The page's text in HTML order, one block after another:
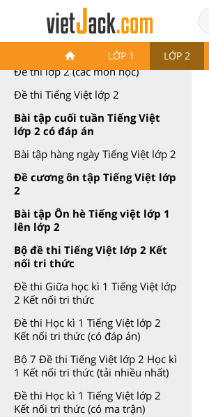
LỚP 1 LỚP 2
Đề thi Tiếng Việt lớp 2
Đề thi lớp 2 (các môn học)
Đề thi Tiếng Việt lớp 2
Bài tập cuối tuần Tiếng Việt
lớp 2 có đáp án
Bài tập hàng ngày Tiếng Việt lớp 2
Đề cương ôn tập Tiếng Việt lớp
2
Bài tập Ôn hè Tiếng việt lớp 1
lên lớp 2
Bộ đề thi Tiếng Việt lớp 2 Kết
nối tri thức
Đề thi Giữa học kì 1 Tiếng Việt lớp
2 Kết nối tri thức
Đề thi Học kì 1 Tiếng Việt lớp 2
Kết nối tri thức (có đáp án)
Bộ 7 Đề thi Tiếng Việt lớp 2 Học kì
1 Kết nối tri thức (tải nhiều nhất)
Đề thi Học kì 1 Tiếng Việt lớp 2
Kết nối tri thức (có ma trận)